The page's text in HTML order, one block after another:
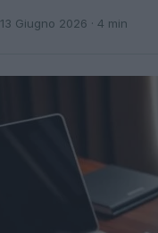
13 Giugno 2026 · 4 min